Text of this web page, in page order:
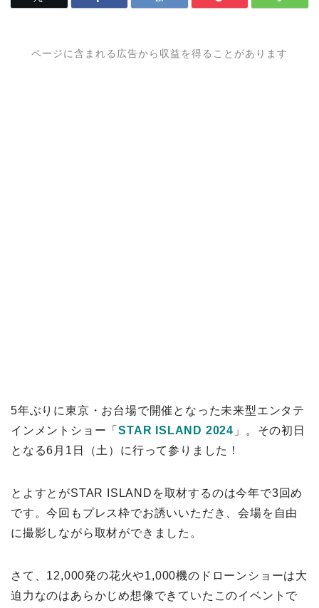
ページに含まれる広告から収益を得ることがあります
5年ぶりに東京・お台場で開催となった未来型エンタテ
インメントショー「STAR ISLAND 2024 」。その初日
となる6月1日（土）に行って参りました！
とよすとがSTAR ISLANDを取材するのは今年で3回め
です。今回もプレス枠でお誘いいただき、会場を自由
に撮影しながら取材ができました。
さて、12,000発の花火や1,000機のドローンショーは大
迫力なのはあらかじめ想像できていたこのイベントで